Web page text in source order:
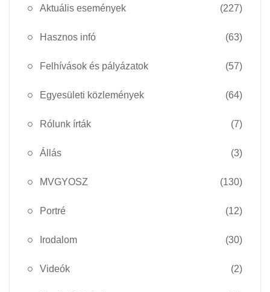
Aktuális események (227)
Hasznos infó (63)
Felhívások és pályázatok (57)
Egyesületi közlemények (64)
Rólunk írták (7)
Állás (3)
MVGYOSZ (130)
Portré (12)
Irodalom (30)
Videók (2)